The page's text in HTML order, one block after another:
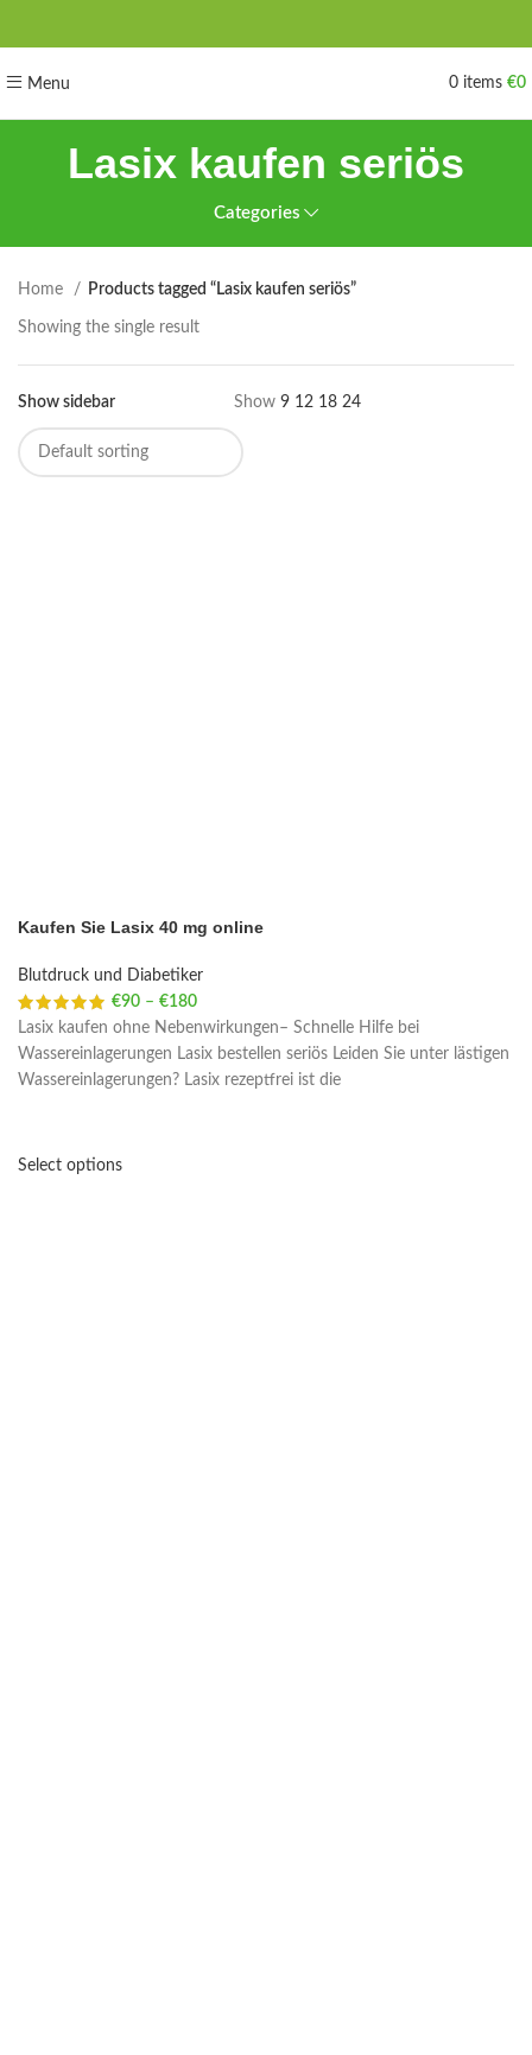
Menu 0 items €0
Lasix kaufen seriös
Categories
Home Products tagged “Lasix kaufen seriös”
Showing the single result
Show sidebar Show 9 12 18 24
Kaufen Sie Lasix 40 mg online
Blutdruck und Diabetiker
€90 – €180
Lasix kaufen ohne Nebenwirkungen– Schnelle Hilfe bei
Wassereinlagerungen Lasix bestellen seriös Leiden Sie unter lästigen
Wassereinlagerungen? Lasix rezeptfrei ist die
Select options